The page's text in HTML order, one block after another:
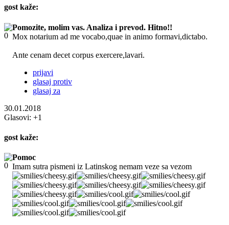
gost kaže:
Pomozite, molim vas. Analiza i prevod. Hitno!!
Mox notarium ad me vocabo,quae in animo formavi,dictabo.
Ante cenam decet corpus exercere,lavari.
prijavi
glasaj protiv
glasaj za
30.01.2018
Glasovi: +1
gost kaže:
Pomoc
Imam sutra pismeni iz Latinskog nemam veze sa vezom